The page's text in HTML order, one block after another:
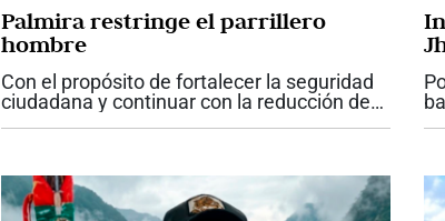
Palmira restringe el parrillero
hombre
Con el propósito de fortalecer la seguridad
ciudadana y continuar con la reducción de